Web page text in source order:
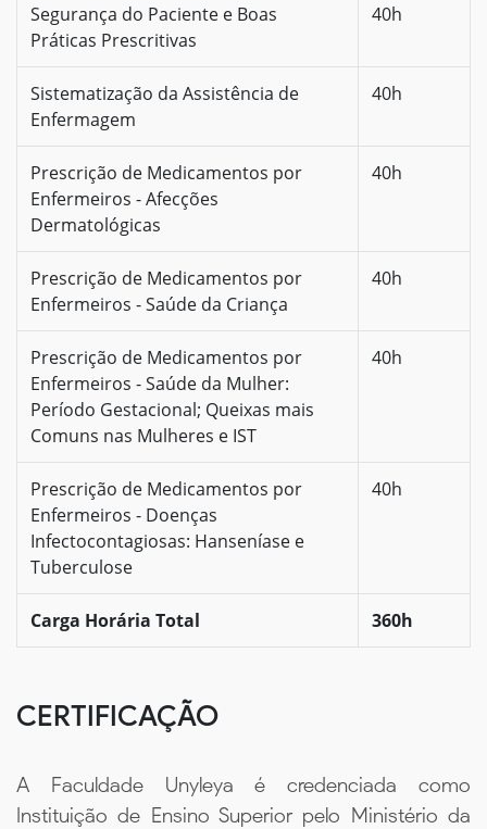
Segurança do Paciente e Boas
Práticas Prescritivas
40h
Sistematização da Assistência de
Enfermagem
40h
Prescrição de Medicamentos por
Enfermeiros - Afecções
Dermatológicas
40h
Prescrição de Medicamentos por
Enfermeiros - Saúde da Criança
40h
Prescrição de Medicamentos por
Enfermeiros - Saúde da Mulher:
Período Gestacional; Queixas mais
Comuns nas Mulheres e IST
40h
Prescrição de Medicamentos por
Enfermeiros - Doenças
Infectocontagiosas: Hanseníase e
Tuberculose
40h
Carga Horária Total 360h
CERTIFICAÇÃO
A Faculdade Unyleya é credenciada como
Instituição de Ensino Superior pelo Ministério da